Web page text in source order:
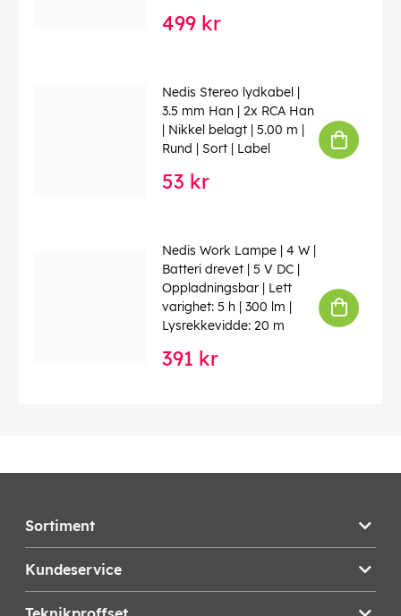
499 kr
Nedis Stereo lydkabel |
3.5 mm Han | 2x RCA Han
| Nikkel belagt | 5.00 m |
Rund | Sort | Label
53 kr
Nedis Work Lampe | 4 W |
Batteri drevet | 5 V DC |
Oppladningsbar | Lett
varighet: 5 h | 300 lm |
Lysrekkevidde: 20 m
391 kr
Sortiment
Kundeservice